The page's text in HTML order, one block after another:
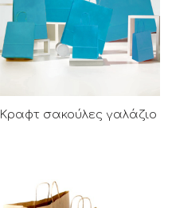
Κραφτ σακούλες γαλάζιο